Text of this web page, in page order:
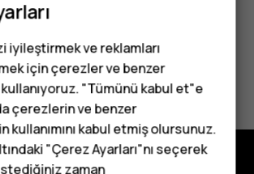
için
oldu mu?
iyileştirmek ve reklamları
için çerezler ve benzer
"Tümünü kabul et"e
çerezlerin ve benzer
kullanımını kabul etmiş olursunuz.
"Çerez Ayarları"nı seçerek
istediğiniz zaman